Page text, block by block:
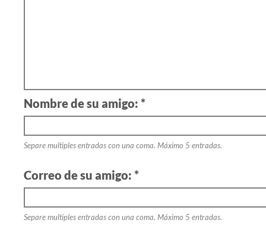
Nombre de su amigo: *
Separe multiples entradas con una coma. Máximo 5 entradas.
Correo de su amigo: *
Separe multiples entradas con una coma. Máximo 5 entradas.